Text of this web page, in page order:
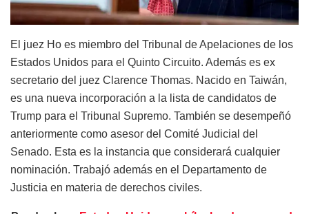
El juez Ho es miembro del Tribunal de Apelaciones de los
Estados Unidos para el Quinto Circuito. Además es ex
secretario del juez Clarence Thomas. Nacido en Taiwán,
es una nueva incorporación a la lista de candidatos de
Trump para el Tribunal Supremo. También se desempeñó
anteriormente como asesor del Comité Judicial del
Senado. Esta es la instancia que considerará cualquier
nominación. Trabajó además en el Departamento de
Justicia en materia de derechos civiles.